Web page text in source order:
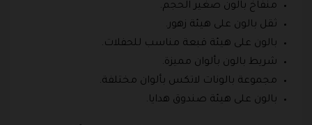
منفاخ بالون صغير الحجم.
ثقل بالون على هيئة زهور.
بالون على هيئة قبعة مناسب للحفلات.
شريط بالون بألوان مميزة.
مجموعة بالونات لاتكس بألوان مختلفة.
بالون على هيئة صندوق هدايا.